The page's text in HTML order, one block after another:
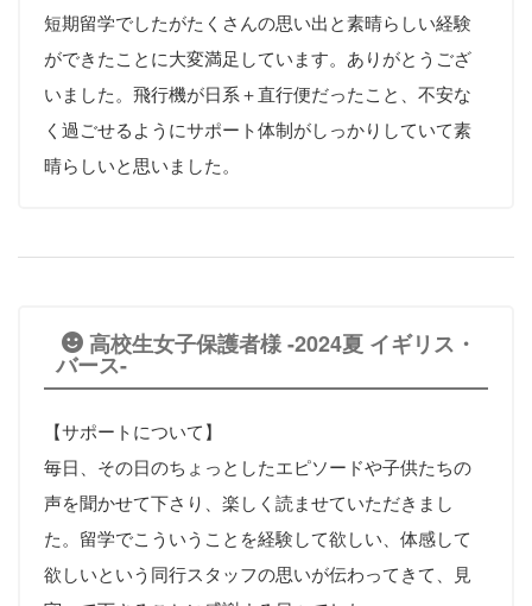
短期留学でしたがたくさんの思い出と素晴らしい経験
ができたことに大変満足しています。ありがとうござ
いました。飛行機が日系＋直行便だったこと、不安な
く過ごせるようにサポート体制がしっかりしていて素
晴らしいと思いました。
高校生女子保護者様 -2024夏 イギリス・
バース-
【サポートについて】
毎日、その日のちょっとしたエピソードや子供たちの
声を聞かせて下さり、楽しく読ませていただきまし
た。留学でこういうことを経験して欲しい、体感して
欲しいという同行スタッフの思いが伝わってきて、見